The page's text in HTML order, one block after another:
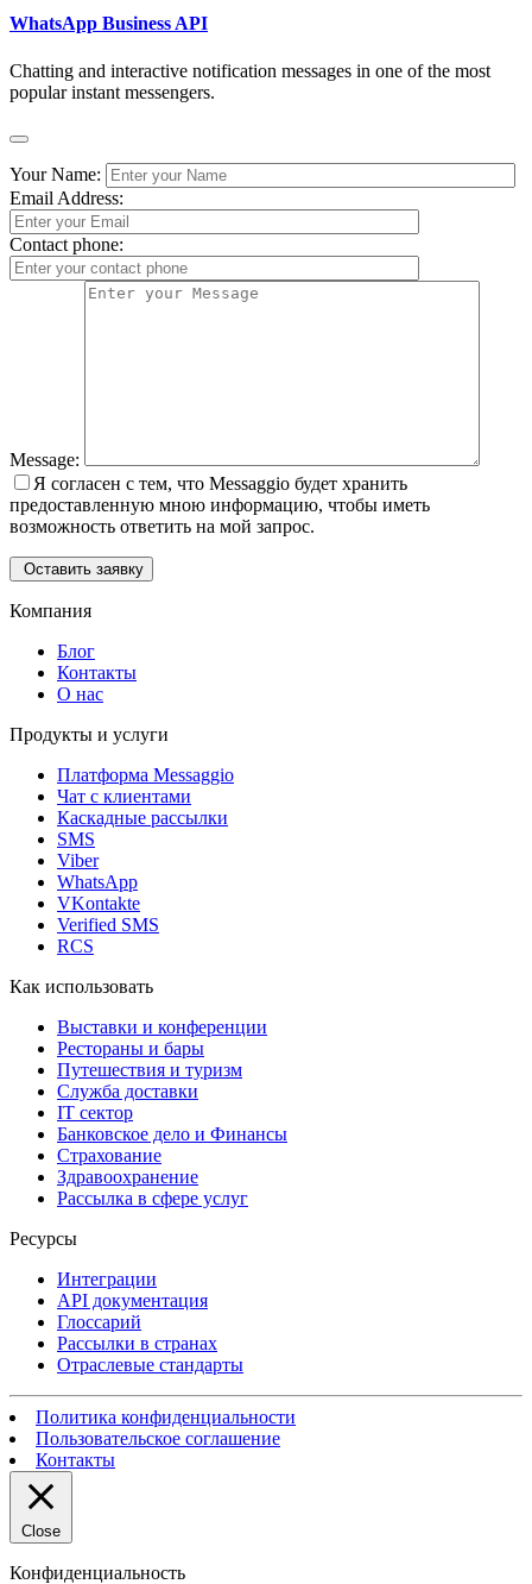
WhatsApp Business API
Chatting and interactive notification messages in one of the most
popular instant messengers.
Your Name:
Email Address:
Contact phone:
Message:
Я согласен с тем, что Messaggio будет хранить
предоставленную мною информацию, чтобы иметь
возможность ответить на мой запрос.
Оставить заявку
Компания
Блог
Контакты
О нас
Продукты и услуги
Платформа Messaggio
Чат с клиентами
Каскадные рассылки
SMS
Viber
WhatsApp
VKontakte
Verified SMS
RCS
Как использовать
Выставки и конференции
Рестораны и бары
Путешествия и туризм
Служба доставки
IT сектор
Банковское дело и Финансы
Страхование
Здравоохранение
Рассылка в сфере услуг
Ресурсы
Интеграции
API документация
Глоссарий
Рассылки в странах
Отраслевые стандарты
Политика конфиденциальности
Пользовательское соглашение
Контакты
Close
Конфиденциальность